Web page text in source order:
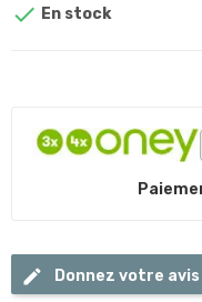
 En stock
Donnez votre avis